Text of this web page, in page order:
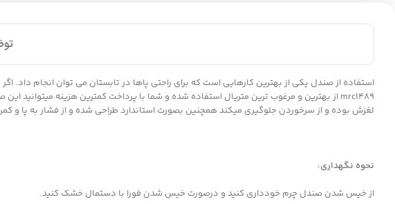
استفاده از صندل یکی از بهترین کارهایی است که برای راحتی پاها در تابستان می توان انجام
mrc1489 از بهترین و مرغوب ترین متریال استفاده شده و شما با پرداخت کمترین هزینه میتوانید این صندل مردانه زیبا و باکیفیت را تهیه کنید.
لغزش بوده و از سرخوردن جلوگیری میکند همچنین بصورت استاندارد طراحی شده و از فشار به پا و
نحوه نگهداری:
از خیس شدن صندل چرم خودداری کنید و درصورت خیس شدن فورا با دستمال خشک کنید.